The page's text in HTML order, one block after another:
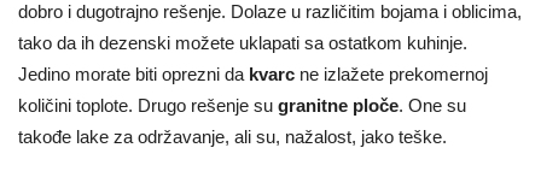
dobro i dugotrajno rešenje. Dolaze u različitim bojama i oblicima,
tako da ih dezenski možete uklapati sa ostatkom kuhinje.
Jedino morate biti oprezni da kvarc ne izlažete prekomernoj
količini toplote. Drugo rešenje su granitne ploče. One su
takođe lake za održavanje, ali su, nažalost, jako teške.